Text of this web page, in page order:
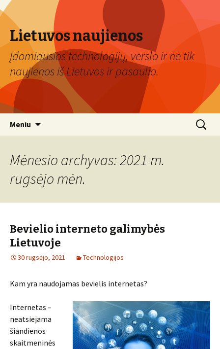
Lietuvos naujienos
Įdomiausios technologijų, verslo ir ne tik
naujienos iš Lietuvos ir pasaulio.
Meniu Ieškoti:
Mėnesio archyvas: 2021 m.
rugsėjo mėn.
Bevielio interneto galimybės
Lietuvoje
30 rugsėjo, 2021 Technologijos
Kam yra naudojamas bevielis internetas?
Internetas –
neatsiejama
šiandienos
skaitmeninės